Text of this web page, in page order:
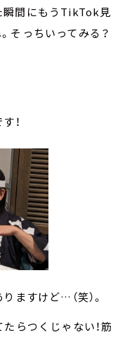
瞬間にもうTikTok見
そっちいってみる？
！
ますけど…（笑）。
らつくじゃない！筋